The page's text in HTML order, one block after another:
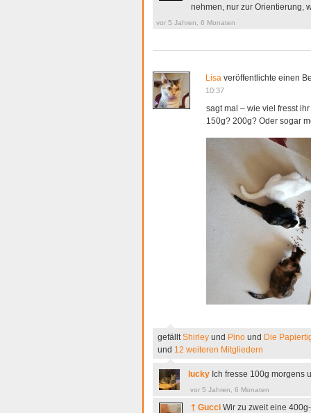
nehmen, nur zur Orientierung,
vor 5 Jahren, 6 Monaten
Lisa veröffentlichte einen
10:37
sagt mal – wie viel fresst
150g? 200g? Oder sogar
gefällt Shirley und Pino und Die
und 12 weiteren Mitgliedern
lucky Ich fresse 100g morgens
vor 5 Jahren, 6 Monaten
† Gucci Wir zu zweit eine